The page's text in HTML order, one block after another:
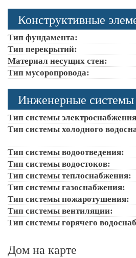
Конструктивные
Тип фундамента:
Тип перекрытий:
Материал несущих стен:
Тип мусоропровода:
Инженерные системы
Тип системы
Тип системы холодного
Тип системы водоотведения:
Тип системы водостоков:
Тип системы теплоснабжения:
Тип системы газоснабжения:
Тип системы пожаротушения:
Тип системы вентиляции:
Тип системы горячего
Дом на карте